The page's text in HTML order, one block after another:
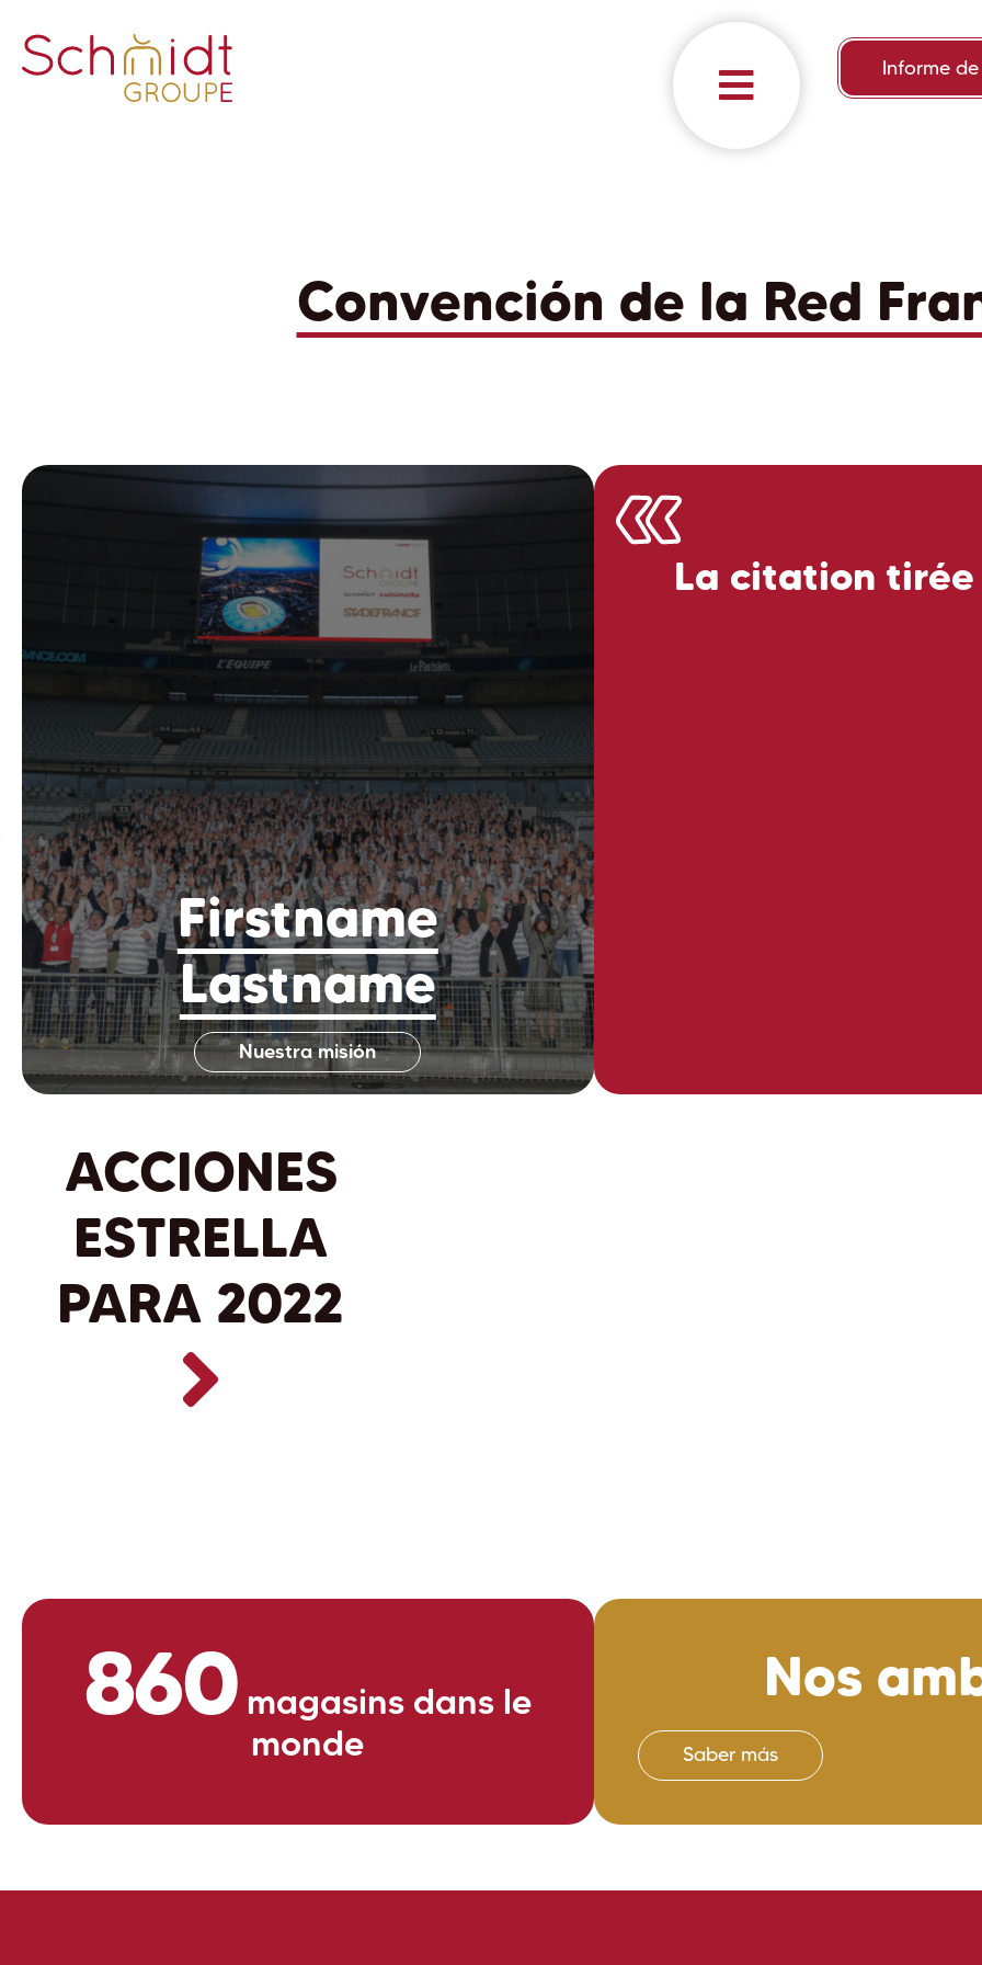
Informe
Convención de la Red
Firstname
Lastname
Nuestra misión
La citation
ACCIONES
ESTRELLA
PARA 2022
860 magasins dans le
monde
Nos
Saber más